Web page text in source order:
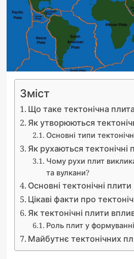
Зміст
Що таке тектонічна
Як утворюються
Основні типи
Як рухаються тектонічні
Чому рухи плит
та вулкани?
Основні тектонічні плити
Цікаві факти про
Як тектонічні плити
Роль плит у
Майбутнє тектонічних